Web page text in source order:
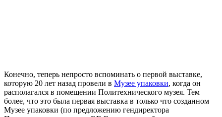
Конечно, теперь непросто вспоминать о первой выставке,
которую 20 лет назад провели в Музее упаковки, когда он
располагался в помещении Политехнического музея. Тем
более, что это была первая выставка в только что созданном
Музее упаковки (по предложению гендиректора